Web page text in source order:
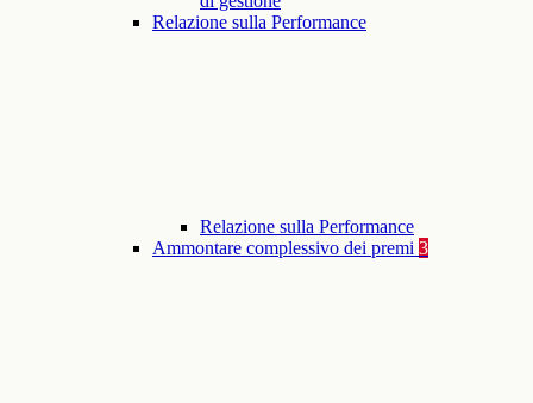
Relazione sulla Performance
Relazione sulla Performance
Ammontare complessivo dei premi 3